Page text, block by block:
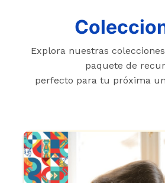
Explora nuestras
paquete de
perfecto para tu próxima